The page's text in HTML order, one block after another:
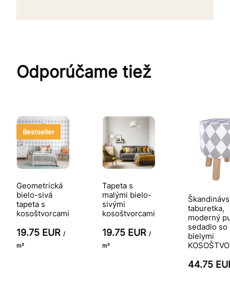
Odporúčame tiež
Bestseller
Geometrická
bielo-sivá
tapeta s
kosoštvorcami
19.75 EUR /
m²
Tapeta s
malými bielo-
sivými
kosoštvorcami
19.75 EUR /
m²
taburetka,
moderný
sedadlo
bielymi
44.75